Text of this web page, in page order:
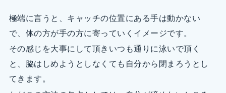
極端に言うと、キャッチの位置にある手は動かない
で、体の方が手の方に寄っていくイメージです。
その感じを大事にして頂きいつも通りに泳いで頂く
と、脇はしめようとしなくても自分から閉まろうとし
てきます。